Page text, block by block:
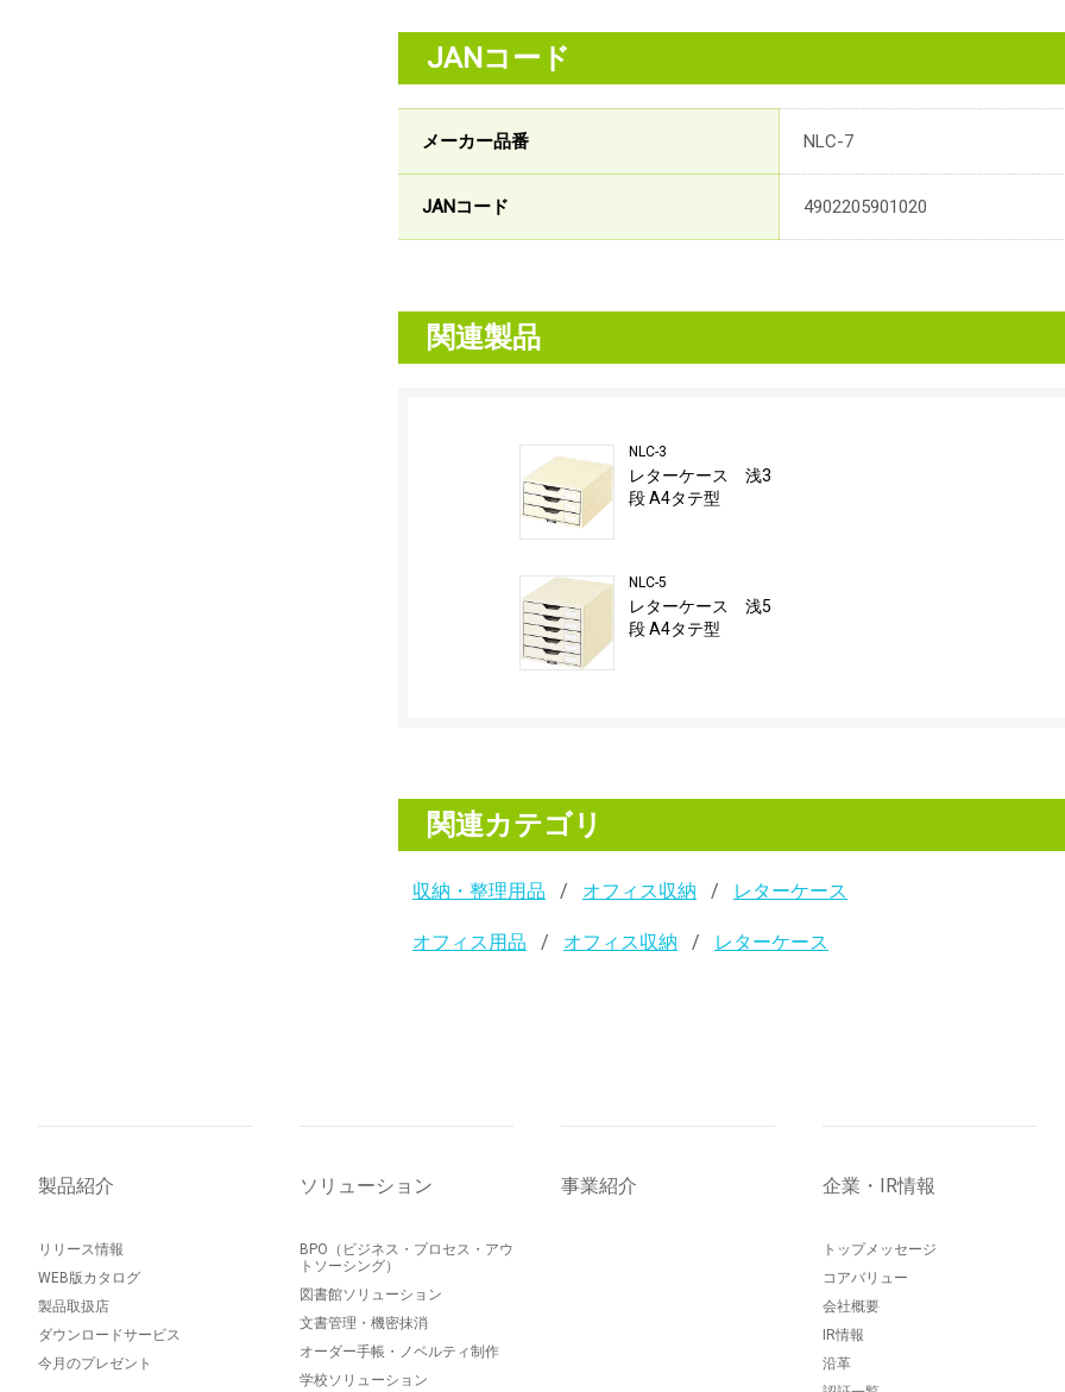
JANコード
メーカー品番 NLC-7
JANコード 4902205901020
関連製品
NLC-3
レターケース 浅3
段 A4タテ型
NLC-5
レターケース 浅5
段 A4タテ型
関連カテゴリ
収納・整理用品 オフィス収納 レターケース
オフィス用品 オフィス収納 レターケース
製品紹介
リリース情報
WEB版カタログ
製品取扱店
ダウンロードサービス
今月のプレゼント
ソリューション
BPO（ビジネス・プロセス・アウ
トソーシング）
図書館ソリューション
文書管理・機密抹消
オーダー手帳・ノベルティ制作
学校ソリューション
事業紹介 企業・IR情報
トップメッセージ
コアバリュー
会社概要
IR情報
沿革